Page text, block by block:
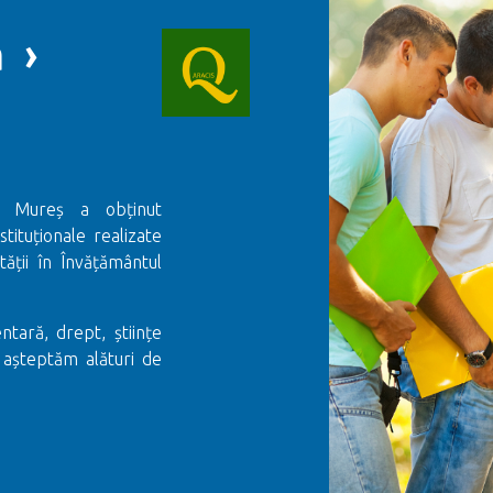
›
Mureș a obținut
realizate
în Învățământul
drept, științe
alături de